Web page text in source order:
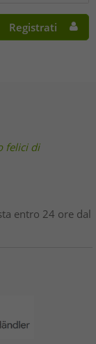
Registrati
felici di
entro 24 ore dal